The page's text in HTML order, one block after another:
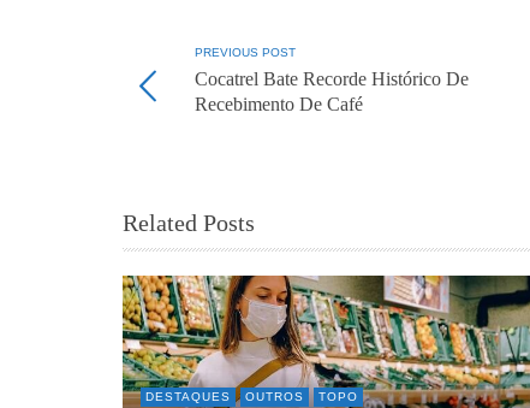
PREVIOUS POST
Cocatrel Bate Recorde Histórico De
Recebimento De Café
Related Posts
DESTAQUES OUTROS TOPO